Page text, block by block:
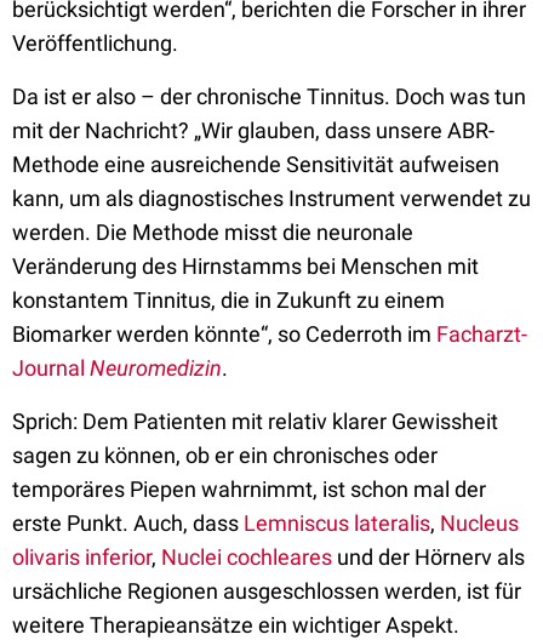
berücksichtigt werden“, berichten die Forscher in ihrer
Veröffentlichung.
Da ist er also – der chronische Tinnitus. Doch was tun
mit der Nachricht? „Wir glauben, dass unsere ABR-
Methode eine ausreichende Sensitivität aufweisen
kann, um als diagnostisches Instrument verwendet zu
werden. Die Methode misst die neuronale
Veränderung des Hirnstamms bei Menschen mit
konstantem Tinnitus, die in Zukunft zu einem
Biomarker werden könnte“, so Cederroth im Facharzt-
Journal Neuromedizin.
Sprich: Dem Patienten mit relativ klarer Gewissheit
sagen zu können, ob er ein chronisches oder
temporäres Piepen wahrnimmt, ist schon mal der
erste Punkt. Auch, dass Lemniscus lateralis, Nucleus
olivaris inferior, Nuclei cochleares und der Hörnerv als
ursächliche Regionen ausgeschlossen werden, ist für
weitere Therapieansätze ein wichtiger Aspekt.